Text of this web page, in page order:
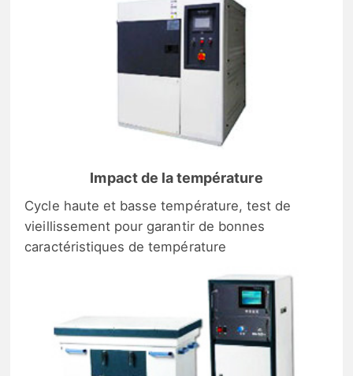
Impact de la température
Cycle haute et basse température, test de
vieillissement pour garantir de bonnes
caractéristiques de température